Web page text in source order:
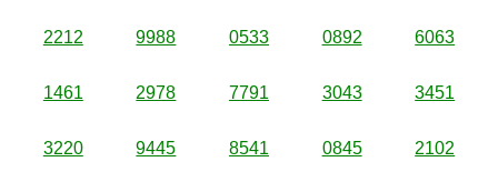
2212 9988 0533 0892 6063
1461 2978 7791 3043 3451
3220 9445 8541 0845 2102